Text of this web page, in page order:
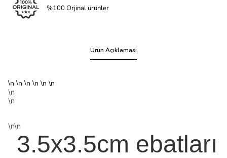
%100 Orjinal ürünler
Ürün Açıklaması
\n \n \n \n \n \n
\n
\n
\n\n
3.5x3.5cm